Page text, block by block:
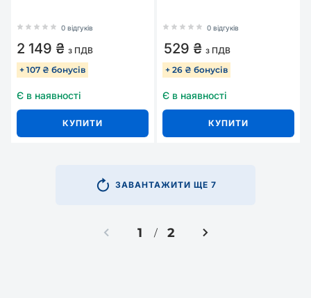
0 відгуків
2 149 ₴ з ПДВ
+ 107 ₴ бонусів
Є в наявності
КУПИТИ
0 відгуків
529 ₴ з ПДВ
+ 26 ₴ бонусів
Є в наявності
КУПИТИ
ЗАВАНТАЖИТИ ЩЕ 7
1 / 2